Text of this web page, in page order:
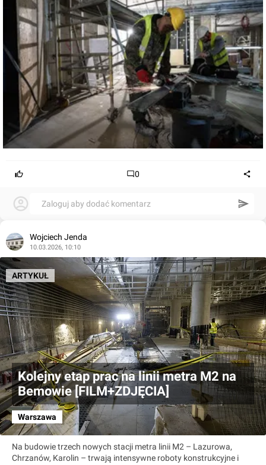
0
Zaloguj aby dodać komentarz
Wojciech Jenda
10.03.2026, 10:10
Kolejny etap prac na linii metra M2 na
Bemowie [FILM+ZDJĘCIA]
Warszawa
ARTYKUŁ
Na budowie trzech nowych stacji metra linii M2 – Lazurowa,
Chrzanów, Karolin – trwają intensywne roboty konstrukcyjne i